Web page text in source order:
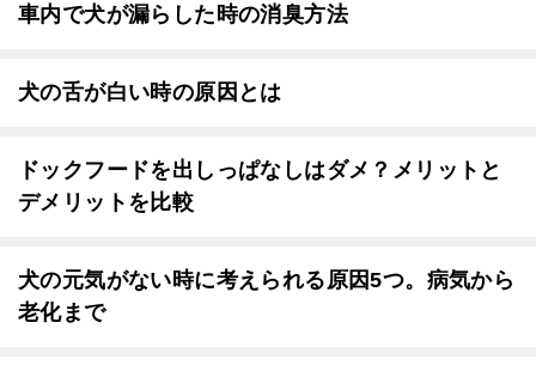
車内で犬が漏らした時の消臭方法
犬の舌が白い時の原因とは
ドックフードを出しっぱなしはダメ？メリットと
デメリットを比較
犬の元気がない時に考えられる原因5つ。病気から
老化まで